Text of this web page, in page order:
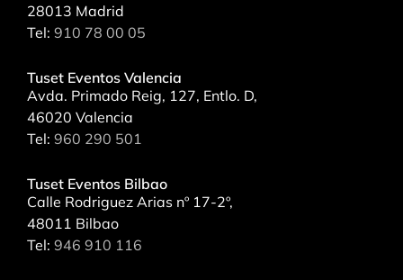
28013 Madrid
Tel: 910 78 00 05
Tuset Eventos Valencia
Avda. Primado Reig, 127, Entlo. D,
46020 Valencia
Tel: 960 290 501
Tuset Eventos Bilbao
Calle Rodriguez Arias nº 17-2º,
48011 Bilbao
Tel: 946 910 116